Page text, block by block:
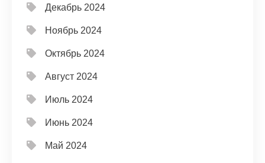
Декабрь 2024
Ноябрь 2024
Октябрь 2024
Август 2024
Июль 2024
Июнь 2024
Май 2024